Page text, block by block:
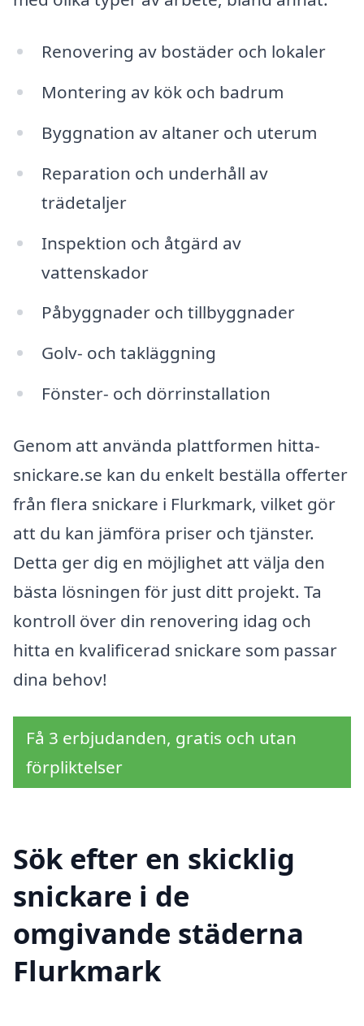
Renovering av bostäder och lokaler
Montering av kök och badrum
Byggnation av altaner och uterum
Reparation och underhåll av
trädetaljer
Inspektion och åtgärd av
vattenskador
Påbyggnader och tillbyggnader
Golv- och takläggning
Fönster- och dörrinstallation
Genom att använda plattformen hitta-
snickare.se kan du enkelt beställa offerter
från flera snickare i Flurkmark, vilket gör
att du kan jämföra priser och tjänster.
Detta ger dig en möjlighet att välja den
bästa lösningen för just ditt projekt. Ta
kontroll över din renovering idag och
hitta en kvalificerad snickare som passar
dina behov!
Få 3 erbjudanden, gratis och utan
förpliktelser
Sök efter en skicklig
snickare i de
omgivande städerna
Flurkmark